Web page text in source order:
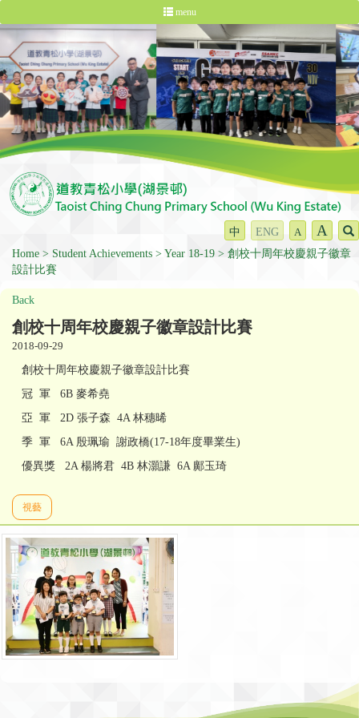
menu
中 ENG A A
Home Student Achievements Year 18-19
創校十周年校慶親子徽章
設計比賽
Back
創校十周年校慶親子徽章設計比賽
2018-09-29
創校十周年校慶親子徽章設計比賽
冠 軍 6B 麥希堯
亞 軍 2D 張子森 4A 林穗晞
季 軍 6A 殷珮瑜 謝政橋(17-18年度畢業生)
優異獎 2A 楊將君 4B 林灝謙 6A 鄺玉琦
視藝